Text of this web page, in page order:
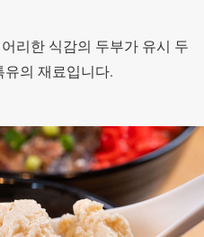
리한 식감의 두부가 유시 두
유의 재료입니다.